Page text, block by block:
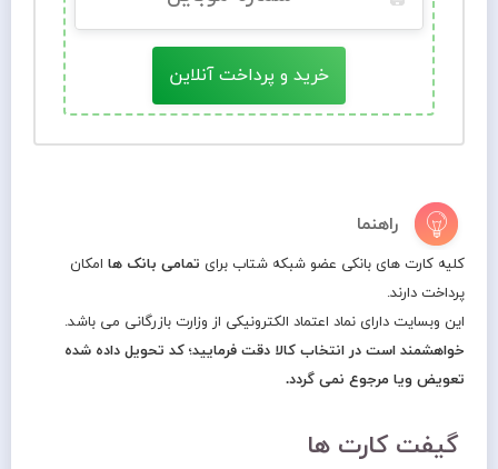
خرید و پرداخت آنلاین
راهنما
کلیه کارت های بانکی عضو شبکه شتاب برای تمامی بانک ها امکان
پرداخت دارند.
این وبسایت دارای نماد اعتماد الکترونیکی از وزارت بازرگانی می باشد.
خواهشمند است در انتخاب کالا دقت فرمایید؛ کد تحویل داده شده
تعویض ویا مرجوع نمی گردد.
گیفت کارت ها